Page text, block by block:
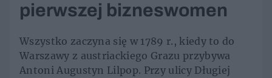
pierwszej bizneswomen
Wszystko zaczyna się w 1789 r., kiedy to do
Warszawy z austriackiego Grazu przybywa
Antoni Augustyn Lilpop. Przy ulicy Długiej